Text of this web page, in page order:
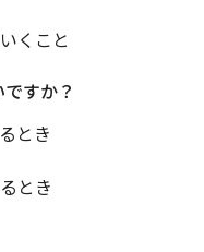
くこと
すか？
とき
とき